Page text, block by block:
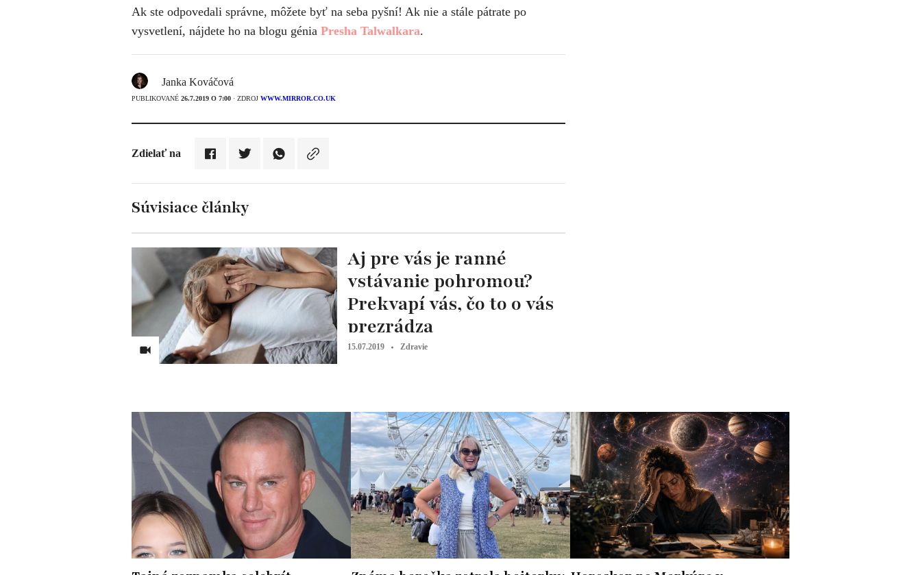
Ak ste odpovedali správne, môžete byť na seba pyšní! Ak nie a stále pátrate po
vysvetlení, nájdete ho na blogu génia Presha Talwalkara.
Janka Kováčová
PUBLIKOVANÉ 26.7.2019 O 7:00 · ZDROJ WWW.MIRROR.CO.UK
Zdielať na
Súvisiace články
Aj pre vás je ranné
vstávanie pohromou?
Prekvapí vás, čo to o vás
prezrádza
15.07.2019 Zdravie